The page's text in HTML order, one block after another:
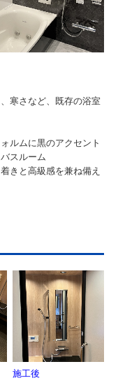
ど、既存の浴室
ルムに黒のアクセント
スルーム
きと高級感を兼ね備え
施工後